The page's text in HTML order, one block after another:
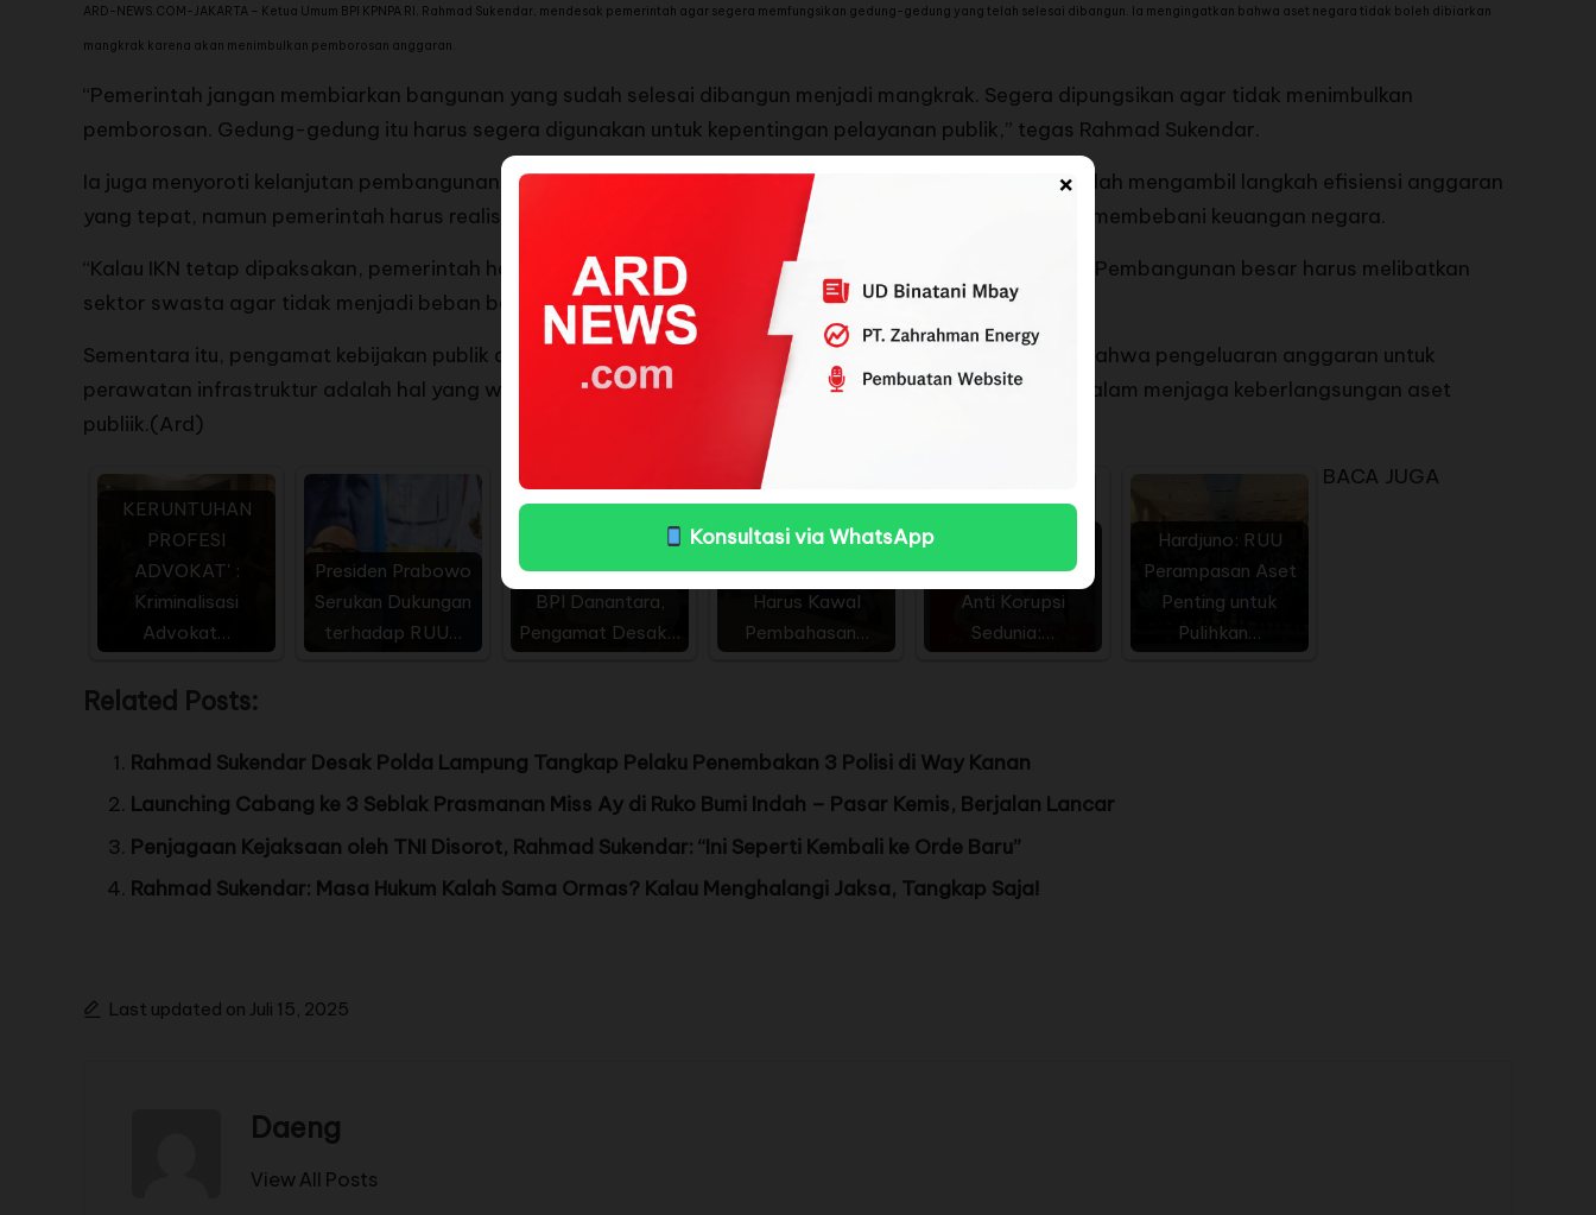
×
Konsultasi via WhatsApp
ARD-NEWS.COM-JAKARTA – Ketua Umum BPI KPNPA RI, Rahmad Sukendar, mendesak pemerintah agar segera memfungsikan gedung-gedung yang telah selesai dibangun. Ia mengingatkan bahwa aset negara tidak boleh dibiarkan
mangkrak karena akan menimbulkan pemborosan anggaran.
“Pemerintah jangan membiarkan bangunan yang sudah selesai dibangun menjadi mangkrak. Segera dipungsikan agar tidak menimbulkan
pemborosan. Gedung-gedung itu harus segera digunakan untuk kepentingan pelayanan publik,” tegas Rahmad Sukendar.
Ia juga menyoroti kelanjutan pembangunan Ibu Kota Nusantara (IKN). Menurutnya, Presiden Prabowo sudah mengambil langkah efisiensi anggaran
yang tepat, namun pemerintah harus realistis dan segera menggandeng investor agar proyek IKN tidak membebani keuangan negara.
“Kalau IKN tetap dipaksakan, pemerintah harus berani tarik investor, jangan terus mengandalkan APBN. Pembangunan besar harus melibatkan
sektor swasta agar tidak menjadi beban berat bagi keuangan negara,” ujarnya.
Sementara itu, pengamat kebijakan publik dari Universitas Indonesia, Roy Valiant Salomo, menyatakan bahwa pengeluaran anggaran untuk
perawatan infrastruktur adalah hal yang wajar dan memang merupakan tanggung jawab pemerintah dalam menjaga keberlangsungan aset
publiik.(Ard)
BACA JUGA
KERUNTUHAN
PROFESI
ADVOKAT' :
Kriminalisasi
Advokat…
Presiden Prabowo
Serukan Dukungan
terhadap RUU…
Agar Fokus Kelola
BPI Danantara,
Pengamat Desak…
Jangan Terjebak
Hoaks, Publik
Harus Kawal
Pembahasan…
Memperingati Hari
Anti Korupsi
Sedunia:…
Hardjuno: RUU
Perampasan Aset
Penting untuk
Pulihkan…
Related Posts:
Rahmad Sukendar Desak Polda Lampung Tangkap Pelaku Penembakan 3 Polisi di Way Kanan
Launching Cabang ke 3 Seblak Prasmanan Miss Ay di Ruko Bumi Indah – Pasar Kemis, Berjalan Lancar
Penjagaan Kejaksaan oleh TNI Disorot, Rahmad Sukendar: “Ini Seperti Kembali ke Orde Baru”
Rahmad Sukendar: Masa Hukum Kalah Sama Ormas? Kalau Menghalangi Jaksa, Tangkap Saja!
Last updated on Juli 15, 2025
Daeng
View All Posts